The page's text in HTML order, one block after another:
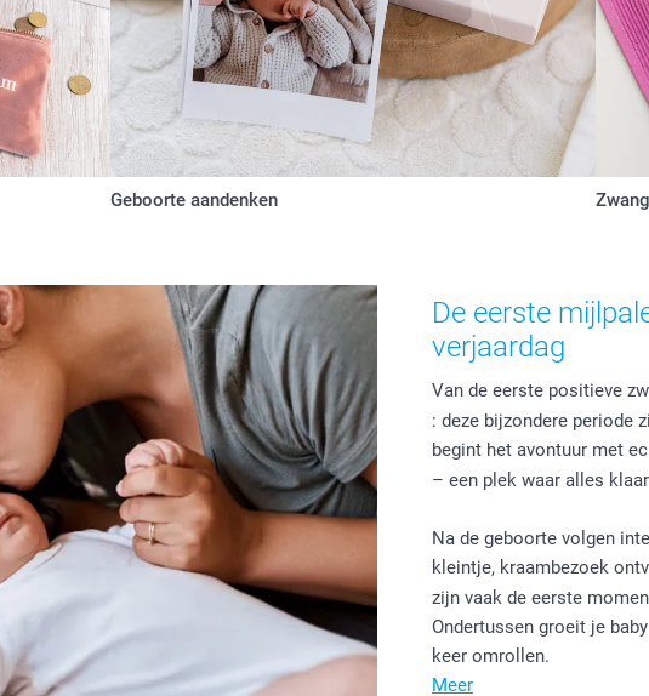
Geboorte aandenken
De eerste
verjaardag
Van de eerste positieve
: deze bijzondere periode
begint het avontuur met
– een plek waar alles
Na de geboorte volgen
kleintje, kraambezoek
zijn vaak de eerste
Ondertussen groeit je
keer omrollen.
Meer